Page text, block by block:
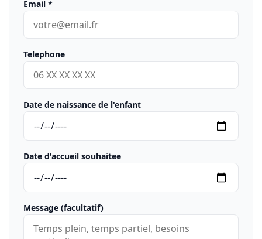
Email *
Telephone
Date de naissance de l'enfant
Date d'accueil souhaitee
Message (facultatif)